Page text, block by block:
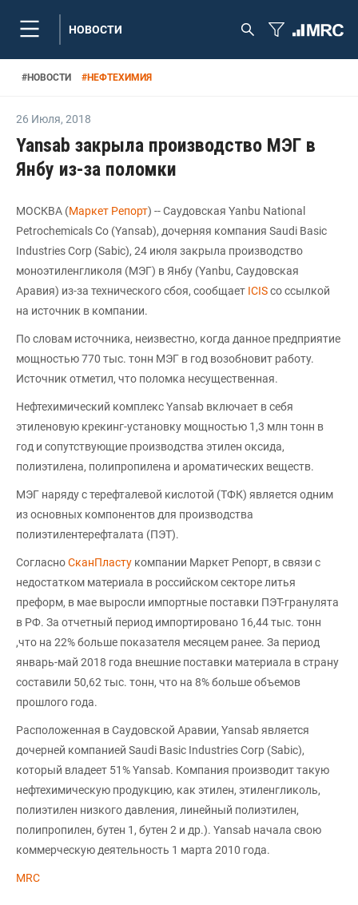
НОВОСТИ
#НОВОСТИ #НЕФТЕХИМИЯ
26 Июля, 2018
Yansab закрыла производство МЭГ в
Янбу из-за поломки
МОСКВА (Маркет Репорт) -- Саудовская Yanbu National
Petrochemicals Co (Yansab), дочерняя компания Saudi Basic
Industries Corp (Sabic), 24 июля закрыла производство
моноэтиленгликоля (МЭГ) в Янбу (Yanbu, Саудовская
Аравия) из-за технического сбоя, сообщает ICISсо ссылкой
на источник в компании.
По словам источника, неизвестно, когда данное предприятие
мощностью 770 тыс. тонн МЭГ в год возобновит работу.
Источник отметил, что поломка несущественная.
Нефтехимический комплекс Yansab включает в себя
этиленовую крекинг-установку мощностью 1,3 млн тонн в
год и сопутствующие производства этилен оксида,
полиэтилена, полипропилена и ароматических веществ.
МЭГ наряду с терефталевой кислотой (ТФК) является одним
из основных компонентов для производства
полиэтилентерефталата (ПЭТ).
СогласноСканПласту компании Маркет Репорт, в связи с
недостатком материала в российском секторе литья
преформ, в мае выросли импортные поставки ПЭТ-гранулята
в РФ. За отчетный период импортировано 16,44 тыс. тонн
,что на 22% больше показателя месяцем ранее. За период
январь-май 2018 года внешние поставки материала в страну
составили 50,62 тыс. тонн, что на 8% больше объемов
прошлого года.
Расположенная в Саудовской Аравии, Yansab является
дочерней компанией Saudi Basic Industries Corp (Sabic),
который владеет 51% Yansab. Компания производит такую
нефтехимическую продукцию, как этилен, этиленгликоль,
полиэтилен низкого давления, линейный полиэтилен,
полипропилен, бутен 1, бутен 2 и др.). Yansab начала свою
коммерческую деятельность 1 марта 2010 года.
MRC